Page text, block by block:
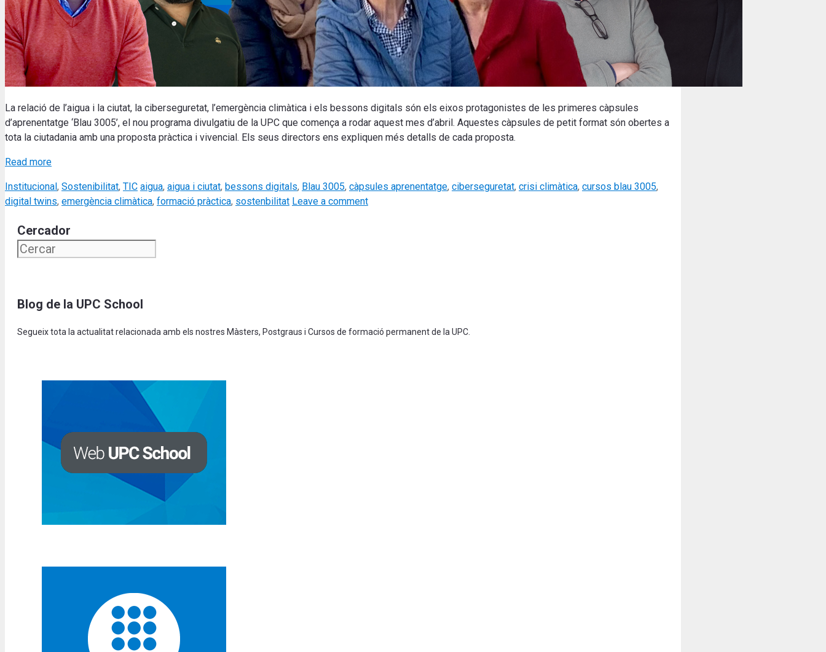
La relació de l’aigua i la ciutat, la ciberseguretat, l’emergència climàtica i els bessons digitals són els eixos protagonistes de les primeres càpsules
d’aprenentatge ‘Blau 3005’, el nou programa divulgatiu de la UPC que comença a rodar aquest mes d’abril. Aquestes càpsules de petit format són obertes a
tota la ciutadania amb una proposta pràctica i vivencial. Els seus directors ens expliquen més detalls de cada proposta.
Read more
Categories
Institucional, Sostenibilitat, TIC Tags
aigua, aigua i ciutat, bessons digitals, Blau 3005, càpsules aprenentatge, ciberseguretat, crisi climàtica, cursos blau 3005,
digital twins, emergència climàtica, formació pràctica, sostenbilitat Leave a comment
Cercador
Blog de la UPC School
Segueix tota la actualitat relacionada amb els nostres Màsters, Postgraus i Cursos de formació permanent de la UPC.